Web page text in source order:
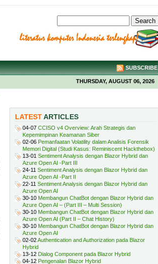
SUBSCRIBE
THURSDAY, AUGUST 06, 2026
LATESTARTICLES
04-07 CCISO v4 Overview: Arah Strategis dan
Kepemimpinan Keamanan Siber
02-06 Pemanfaatan Volatility dalam Analisis Forensik
Memori Digital (Studi Kasus: Reminiscent Hackthebox)
13-01 Sentiment Analysis dengan Blazor Hybrid dan
Azure Open AI -Part III
24-11 Sentiment Analysis dengan Blazor Hybrid dan
Azure Open AI -Part II
22-11 Sentiment Analysis dengan Blazor Hybrid dan
Azure Open AI
30-10 Membangun ChatBot dengan Blazor Hybrid dan
Azure Open AI – (Part III – Multi Session)
30-10 Membangun ChatBot dengan Blazor Hybrid dan
Azure Open AI (Part II – Chat History)
30-10 Membangun ChatBot dengan Blazor Hybrid dan
Azure Open AI
02-02Authentication and Authorization pada Blazor
Hybrid
13-12 Dialog Component pada Blazor Hybrid
04-12 Pengenalan Blazor Hybrid